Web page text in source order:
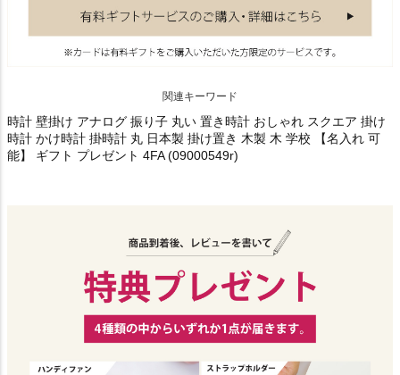
関連キーワード
時計 壁掛け アナログ 振り子 丸い 置き時計 おしゃれ スクエア 掛け
時計 かけ時計 掛時計 丸 日本製 掛け置き 木製 木 学校 【名入れ 可
能】 ギフト プレゼント 4FA (09000549r)